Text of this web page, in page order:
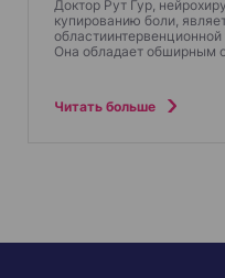
Доктор Рут Гур,
купированию боли,
Она обладает обширным
Читать больше